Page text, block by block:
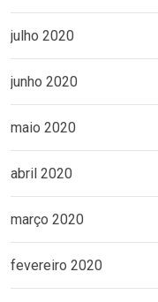
julho 2020
junho 2020
maio 2020
abril 2020
março 2020
fevereiro 2020